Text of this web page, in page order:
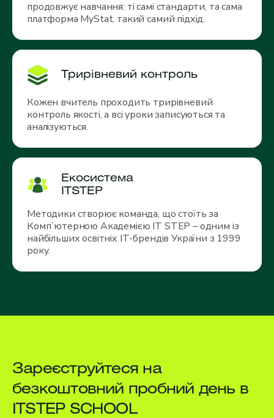
продовжує навчання: ті самі стандарти, та сама
платформа MyStat, такий самий підхід.
Трирівневий контроль
Кожен вчитель проходить трирівневий
контроль якості, а всі уроки записуються та
аналізуються.
Екосистема
ITSTEP
Методики створює команда, що стоїть за
Компʼютерною Академією IT STEP – одним із
найбільших освітніх ІТ-брендів України з 1999
року.
Зареєструйтеся на
безкоштовний пробний день в
ITSTEP SCHOOL